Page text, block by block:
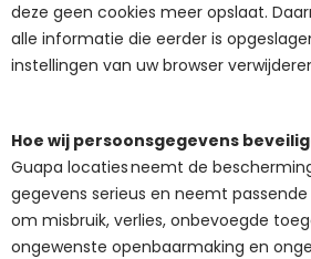
deze geen cookies meer opslaat.
alle informatie die eerder is
instellingen van uw browser
Hoe wij persoonsgegevens
Guapa locatiesneemt de
gegevens serieus en neemt
om misbruik, verlies, onbevoegde
ongewenste openbaarmaking en